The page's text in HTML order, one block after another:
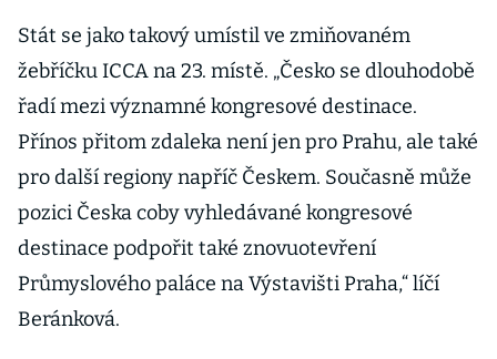
Stát se jako takový umístil ve zmiňovaném
žebříčku ICCA na 23. místě. „Česko se dlouhodobě
řadí mezi významné kongresové destinace.
Přínos přitom zdaleka není jen pro Prahu, ale také
pro další regiony napříč Českem. Současně může
pozici Česka coby vyhledávané kongresové
destinace podpořit také znovuotevření
Průmyslového paláce na Výstavišti Praha,“ líčí
Beránková.